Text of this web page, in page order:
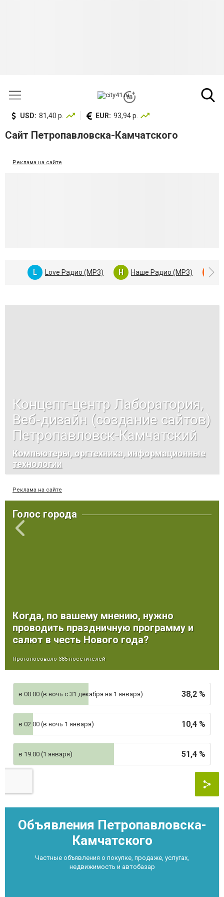
USD: 81,40 р. EUR: 93,94 р.
Сайт Петропавловска-Камчатского
Реклама на сайте
L Love Радио (MP3) Н Наше Радио (MP3) Ю
Концепт-центр Лаборатория,
Веб-дизайн (создание сайтов)
Петропавловск-Камчатский
Компьютеры, оргтехника, информационные
технологии
Реклама на сайте
Голос города
Когда, по вашему мнению, нужно
проводить праздничную программу и
салют в честь Нового года?
Проголосовало 385 посетителей
38,2 %
в 00.00 (в ночь с 31 декабря на 1 января)
10,4 %
в 02.00 (в ночь 1 января)
51,4 %
в 19.00 (1 января)
Объявления Петропавловска-
Камчатского
Частные объявления о покупке, продаже, услугах,
недвижимость и автобазар